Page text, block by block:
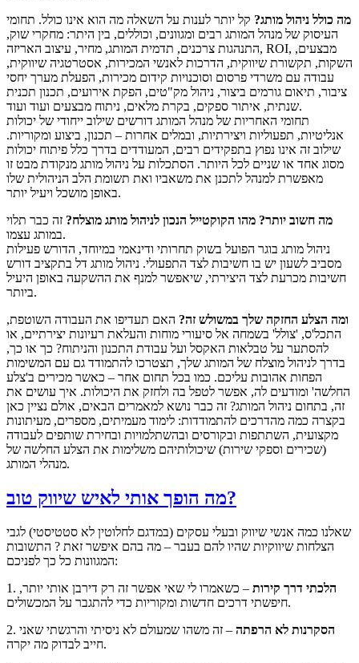
מה כולל ניהול מותג? קל יותר לענות על השאלה מה הוא אינו כולל. תחומי
העיסוק של מנהל המותג רבים ומגוונים, וכוללים, בין היתר: מחקרי שוק,
התנהגות צרכנים, תדמית המותג, מחיר, עיצוב האריזה, ROI, מבצעים,
השקות, תקשורת שיווקית, הדרכות לאנשי המכירות, אסטרטגיה שיווקית,
עבודה עם משרדי פרסום וסוכנויות קידום מכירות, הפעלת מערך יחסי
ציבור, תיאום גורמים ביצור, ניהול מק"טים, הפקת אירועים, תכנון תכנית
שנתית, איתור ספקים, בקרת מלאים, ניתוח מבצעים ועוד ועוד.
תחומי האחריות של מנהל המותג דורשים שילוב ייחודי של יכולות
אנליטיות, תפעוליות ויצירתיות, ובמלים אחרות – תכנון, ביצוע ומקוריות.
שילוב זה אינו נפוץ בתפקידים רבים, המעודדים בדרך כלל פיתוח יכולות
מסוג אחד או שניים לכל היותר. הסתכלות על ניהול מותג מנקודת מבט זו
מאפשרת למנהל לתכנן את משאביו ואת תשומת הלב הניהולית שלו
באופן מושכל ויעיל יותר.
מה חשוב יותר? מהו הקוקטייל הנכון לניהול מותג מוצלח? זה כבר תלוי
במותג עצמו.
ניהול מותג בוגר הפועל בשוק תחרותי ודינאמי במיוחד, הדורש פעילות
מסביב לשעון יש בו חשיבות לצד התפעולי. ניהול מותג דל בתקציב דורש
חשיבות מכרעת לצד היצירתי, שיאפשר למנף את ההשקעה באופן היעיל
ביותר.
ומה הצלע החזקה שלך במשולש זה? האם תעדיפו את העבודה השוטפת,
התכל'ס, 'צולל' בשמחה אל סיעורי מוחות והעלאת רעיונות יצירתיים, או
להסתער על טבלאות האקסל ועל עבודת התכנון והניתוח? כך או כך,
בדרך לניהול מוצלח של המותג שלך, תצטרכו להתמודד גם עם המשימות
הפחות אהובות עליכם. כמו בכל תחום אחר – כאשר מכירים ב'צלע
החלשה' ומודעים לה, אפשר לטפל בה ולחזק את היכולות. איך עושים את
זה, בתחום ניהול המותג? זה כבר נושא למאמרים הבאים, אולם נציין כאן
בקצרה כמה מהדרכים להתמודדות: לימוד מעמיתים, מספרים, מעיתונות
מקצועית, השתתפות ובקורסים ובהשתלמויות ובחירת שותפים לעבודה
(שכירים וספקי שירות) שיכולותיהם משלימות את הצלע החלשה של
מנהלי המותג.
מה הופך אותי לאיש שיווק טוב?
שאלנו כמה אנשי שיווק ובעלי עסקים (במדגם לחלוטין לא סטטיסטי) לגבי
הצלחות שיווקיות שהיו להם בעבר – מה בהם איפשר זאת ? התשובות
המגוונות כל כך לפניכם:
1.
הלכתי דרך קירות – כשאמרו לי שאי אפשר זה רק דירבן אותי יותר,
חיפשתי דרכים חדשות ומקוריות כדי להתגבר על המכשולים.
2.
הסקרנות לא הרפתה – זה משהו שמעולם לא ניסיתי והרגשתי שאני
חייב לבדוק מה יקרה.